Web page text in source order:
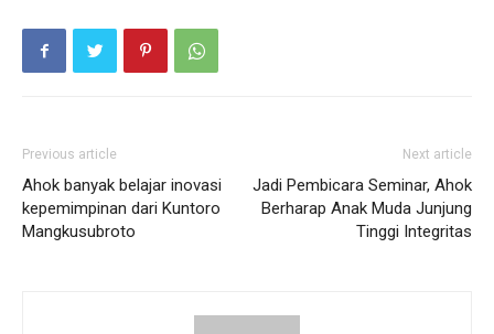
Previous article
Ahok banyak belajar inovasi
kepemimpinan dari Kuntoro
Mangkusubroto
Next article
Jadi Pembicara Seminar, Ahok
Berharap Anak Muda Junjung
Tinggi Integritas